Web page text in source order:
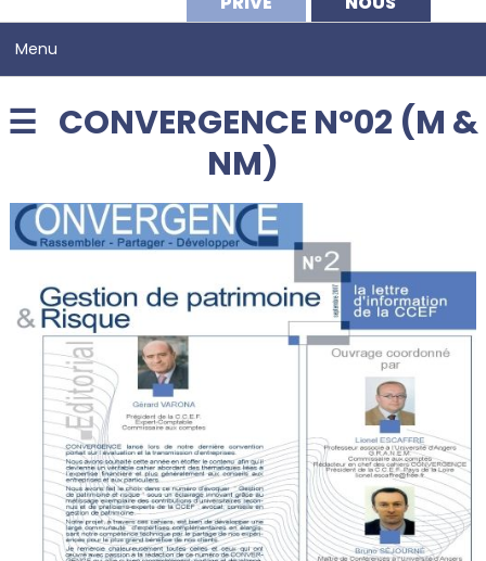
CONVERGENCE N°02 (M &
NM)